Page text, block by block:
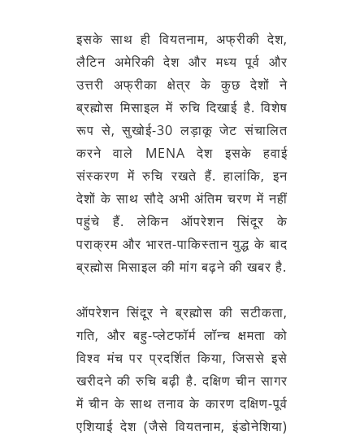
इसके साथ ही वियतनाम, अफ्रीकी देश,
लैटिन अमेरिकी देश और मध्य पूर्व और
उत्तरी अफ्रीका क्षेत्र के कुछ देशों ने
ब्रह्मोस मिसाइल में रुचि दिखाई है. विशेष
रूप से, सुखोई-30 लड़ाकू जेट संचालित
करने वाले MENA देश इसके हवाई
संस्करण में रुचि रखते हैं. हालांकि, इन
देशों के साथ सौदे अभी अंतिम चरण में नहीं
पहुंचे हैं. लेकिन ऑपरेशन सिंदूर के
पराक्रम और भारत-पाकिस्तान युद्ध के बाद
ब्रह्मोस मिसाइल की मांग बढ़ने की खबर है.
ऑपरेशन सिंदूर ने ब्रह्मोस की सटीकता,
गति, और बहु-प्लेटफॉर्म लॉन्च क्षमता को
विश्व मंच पर प्रदर्शित किया, जिससे इसे
खरीदने की रुचि बढ़ी है. दक्षिण चीन सागर
में चीन के साथ तनाव के कारण दक्षिण-पूर्व
एशियाई देश (जैसे वियतनाम, इंडोनेशिया)